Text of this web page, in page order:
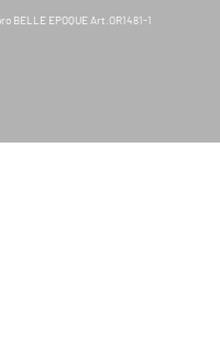
BELLE EPOQUE Art.OR1481-1